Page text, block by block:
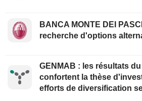
BANCA MONTE DEI
recherche d'options
GENMAB : les résultats
confortent la thèse
efforts de diversification